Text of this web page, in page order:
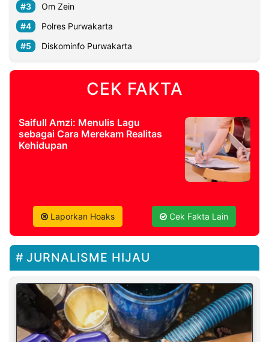
Om Zein
Polres Purwakarta
Diskominfo Purwakarta
CEK FAKTA
Saifull Amzi: Menulis Lagu
sebagai Cara Merekam Realitas
Kehidupan
Laporkan Hoaks Cek Fakta Lain
JURNALISME HIJAU